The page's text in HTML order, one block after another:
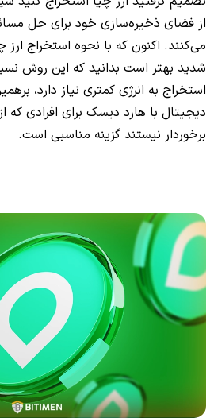
از فضای ذخیره‌سازی خود برای حل
می‌کنند. اکنون که با نحوه استخراج ارز
شدید بهتر است بدانید که این روش
استخراج به انرژی کمتری نیاز دارد،
برخوردار نیستند گزینه مناسبی است.